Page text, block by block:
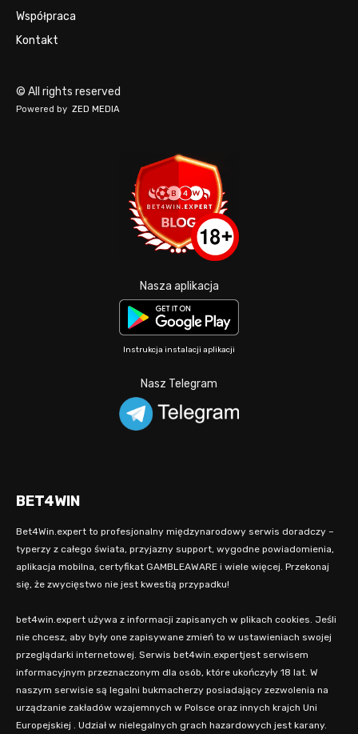
Współpraca
Kontakt
© All rights reserved
Powered by ZED MEDIA
Nasza aplikacja
Instrukcja instalacji aplikacji
Nasz Telegram
BET4WIN
Bet4Win.expert to profesjonalny międzynarodowy serwis doradczy –
typerzy z całego świata, przyjazny support, wygodne powiadomienia,
aplikacja mobilna, certyfikat GAMBLEAWARE i wiele więcej. Przekonaj
się, że zwycięstwo nie jest kwestią przypadku!
bet4win.expert używa z informacji zapisanych w plikach cookies. Jeśli
nie chcesz, aby były one zapisywane zmień to w ustawieniach swojej
przeglądarki internetowej. Serwis bet4win.expertjest serwisem
informacyjnym przeznaczonym dla osób, które ukończyły 18 lat. W
naszym serwisie są legalni bukmacherzy posiadający zezwolenia na
urządzanie zakładów wzajemnych w Polsce oraz innych krajch Uni
Europejskiej . Udział w nielegalnych grach hazardowych jest karany.